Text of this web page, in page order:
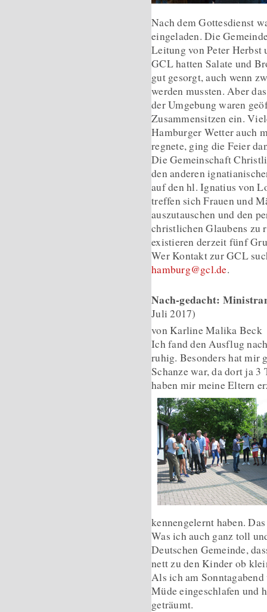
Nach dem Gottesdienst
eingeladen. Die
Leitung von Peter
GCL hatten Salate und
gut gesorgt, auch wenn
werden mussten. Aber
der Umgebung waren
Zusammensitzen ein.
Hamburger Wetter auch
regnete, ging die Feier
Die Gemeinschaft
den anderen
auf den hl. Ignatius von
treffen sich Frauen und
auszutauschen und den
christlichen Glaubens zu
existieren derzeit fünf
Wer Kontakt zur GCL
hamburg@gcl.de.
Nach-gedacht:
Juli 2017)
von Karline Malika Beck
Ich fand den Ausflug
ruhig. Besonders hat mir
Schanze war, da dort ja
haben mir meine Eltern
kennengelernt haben.
Was ich auch ganz toll
Deutschen Gemeinde,
nett zu den Kinder ob
Als ich am
Müde eingeschlafen und
geträumt.